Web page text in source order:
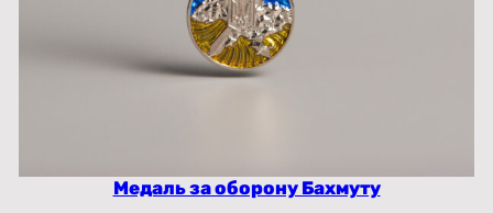
Медаль за оборону Бахмуту